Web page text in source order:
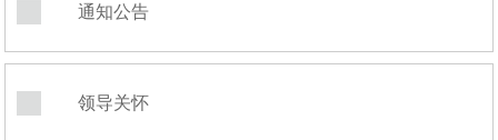
通知公告
领导关怀